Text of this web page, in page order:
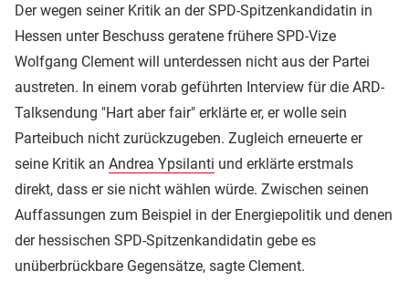
Der wegen seiner Kritik an der SPD-Spitzenkandidatin in
Hessen unter Beschuss geratene frühere SPD-Vize
Wolfgang Clement will unterdessen nicht aus der Partei
austreten. In einem vorab geführten Interview für die ARD-
Talksendung "Hart aber fair" erklärte er, er wolle sein
Parteibuch nicht zurückzugeben. Zugleich erneuerte er
seine Kritik an Andrea Ypsilanti und erklärte erstmals
direkt, dass er sie nicht wählen würde. Zwischen seinen
Auffassungen zum Beispiel in der Energiepolitik und denen
der hessischen SPD-Spitzenkandidatin gebe es
unüberbrückbare Gegensätze, sagte Clement.